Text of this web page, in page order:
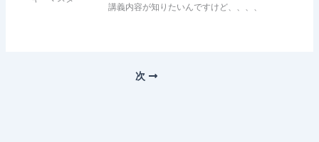
講義内容が知りたいんですけど、、、、
次